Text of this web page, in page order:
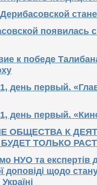
появилась
к победе
день первый.
день первый.
ОБЩЕСТВА К
ТОЛЬКО
НУО та експертів
доповіді щодо